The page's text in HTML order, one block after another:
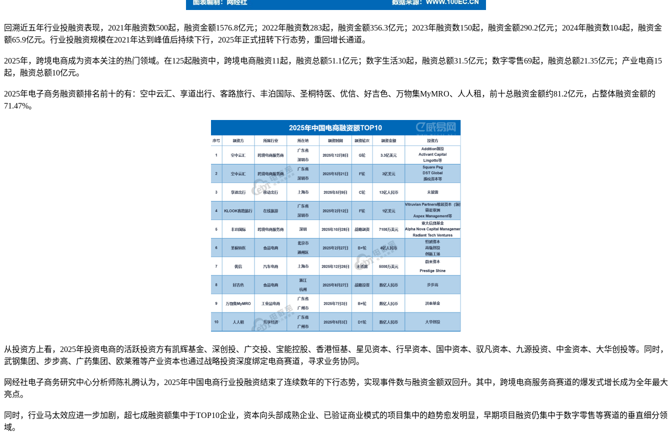
回溯近五年行业投融资表现，2021年融资数500起，融资金额1576.8亿元；2022年融资数283起，融资金额356.3亿元；2023年融资数150起，融资金额290.2亿元；2024年融资数104起，融资金
额65.9亿元。行业投融资规模在2021年达到峰值后持续下行，2025年正式扭转下行态势，重回增长通道。
2025年，跨境电商成为资本关注的热门领域。在125起融资中，跨境电商融资11起，融资总额51.1亿元；数字生活30起，融资总额31.5亿元；数字零售69起，融资总额21.35亿元；产业电商15
起，融资总额10亿元。
2025年电子商务融资额排名前十的有：空中云汇、享道出行、客路旅行、丰泊国际、圣桐特医、优信、好吉色、万物集MyMRO、人人租，前十总融资金额约81.2亿元，占整体融资金额的
71.47%。
从投资方上看，2025年投资电商的活跃投资方有凯辉基金、深创投、广交投、宝能控股、香港恒基、星见资本、行早资本、国中资本、驭凡资本、九源投资、中金资本、大华创投等。同时，
武钢集团、步步高、广药集团、欧莱雅等产业资本也通过战略投资深度绑定电商赛道，寻求业务协同。
网经社电子商务研究中心分析师陈礼腾认为，2025年中国电商行业投融资结束了连续数年的下行态势，实现事件数与融资金额双回升。其中，跨境电商服务商赛道的爆发式增长成为全年最大
亮点。
同时，行业马太效应进一步加剧，超七成融资额集中于TOP10企业，资本向头部成熟企业、已验证商业模式的项目集中的趋势愈发明显，早期项目融资仍集中于数字零售等赛道的垂直细分领
域。